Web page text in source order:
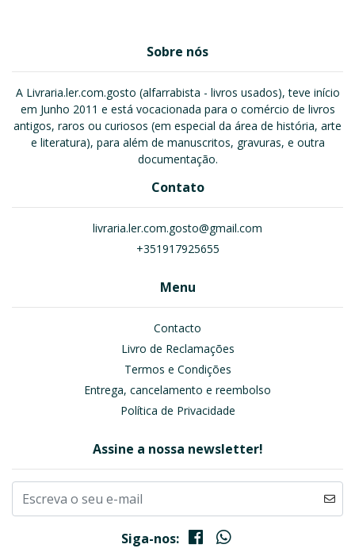
Sobre nós
A Livraria.ler.com.gosto (alfarrabista - livros usados), teve início
em Junho 2011 e está vocacionada para o comércio de livros
antigos, raros ou curiosos (em especial da área de história, arte
e literatura), para além de manuscritos, gravuras, e outra
documentação.
Contato
livraria.ler.com.gosto@gmail.com
+351917925655
Menu
Contacto
Livro de Reclamações
Termos e Condições
Entrega, cancelamento e reembolso
Política de Privacidade
Assine a nossa newsletter!
Siga-nos: